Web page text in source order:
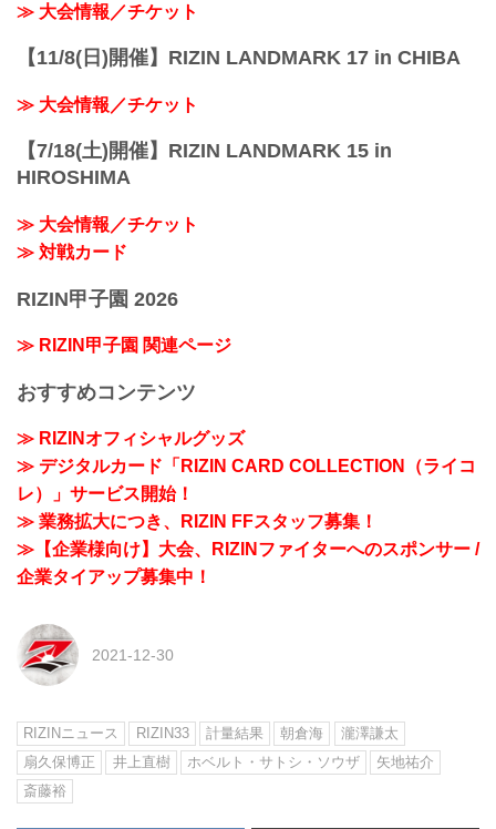
≫ 大会情報／チケット
【11/8(日)開催】RIZIN LANDMARK 17 in CHIBA
≫ 大会情報／チケット
【7/18(土)開催】RIZIN LANDMARK 15 in
HIROSHIMA
≫ 大会情報／チケット
≫ 対戦カード
RIZIN甲子園 2026
≫ RIZIN甲子園 関連ページ
おすすめコンテンツ
≫ RIZINオフィシャルグッズ
≫ デジタルカード「RIZIN CARD COLLECTION（ライコ
レ）」サービス開始！
≫ 業務拡大につき、RIZIN FFスタッフ募集！
≫【企業様向け】大会、RIZINファイターへのスポンサー /
企業タイアップ募集中！
2021-12-30
RIZINニュース RIZIN33 計量結果 朝倉海
瀧澤謙太
扇久保博正
井上直樹 ホベルト・サトシ・ソウザ
矢地祐介
斎藤裕